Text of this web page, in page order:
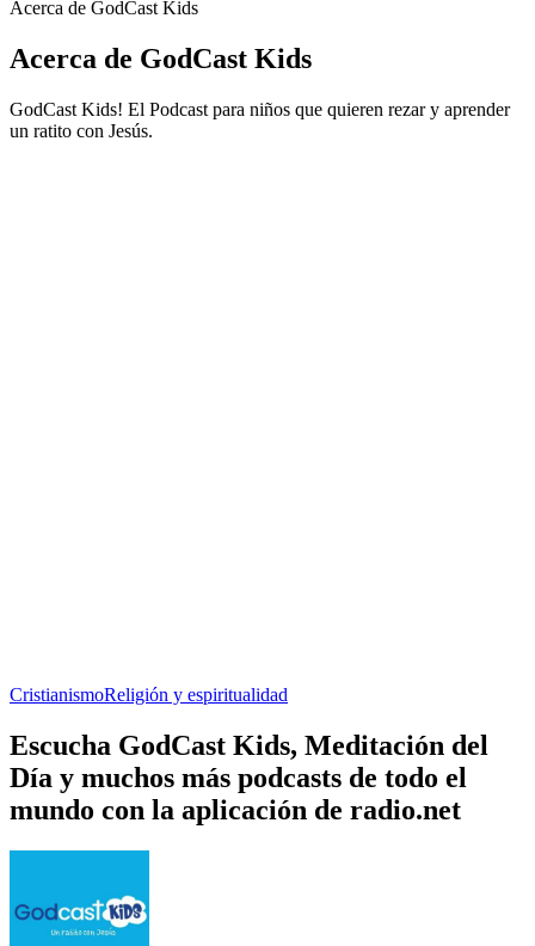
Acerca de GodCast Kids
Acerca de GodCast Kids
GodCast Kids! El Podcast para niños que quieren rezar y aprender
un ratito con Jesús.
CristianismoReligión y espiritualidad
Escucha GodCast Kids, Meditación del
Día y muchos más podcasts de todo el
mundo con la aplicación de radio.net